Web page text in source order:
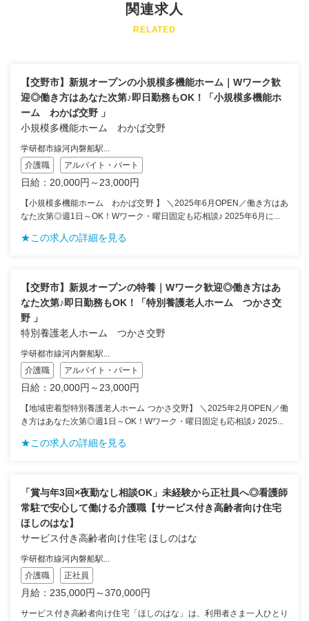
関連求人
RELATED
【交野市】新規オープンの小規模多機能ホーム｜Wワーク歓
迎◎働き方はあなた次第♪即日勤務もOK！「小規模多機能ホ
ーム わかば交野 」
小規模多機能ホーム わかば交野
学研都市線河内磐船駅...
介護職
アルバイト・パート
日給：20,000円～23,000円
【小規模多機能ホーム わかば交野 】 ＼2025年6月OPEN／働き方はあ
なた次第◎週1日～OK！Wワーク・曜日固定も応相談♪ 2025年6月に...
★この求人の詳細を見る
【交野市】新規オープンの特養｜Wワーク歓迎◎働き方はあ
なた次第♪即日勤務もOK！「特別養護老人ホーム つかさ交
野 」
特別養護老人ホーム つかさ交野
学研都市線河内磐船駅...
介護職
アルバイト・パート
日給：20,000円～23,000円
【地域密着型特別養護老人ホーム つかさ交野】 ＼2025年2月OPEN／働
き方はあなた次第◎週1日～OK！Wワーク・曜日固定も応相談♪ 2025...
★この求人の詳細を見る
「賞与年3回×夜勤なし相談OK」未経験から正社員へ◎看護師
常駐で安心して働ける介護職【サービス付き高齢者向け住宅
ほしのはな】
サービス付き高齢者向け住宅 ほしのはな
学研都市線河内磐船駅...
介護職
正社員
月給：235,000円～370,000円
サービス付き高齢者向け住宅「ほしのはな」は、利用者さま一人ひとり